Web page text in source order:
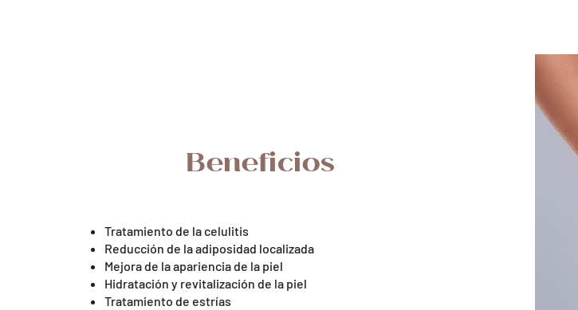
Beneficios
Tratamiento de la celulitis
Reducción de la adiposidad localizada
Mejora de la apariencia de la piel
Hidratación y revitalización de la piel
Tratamiento de estrías